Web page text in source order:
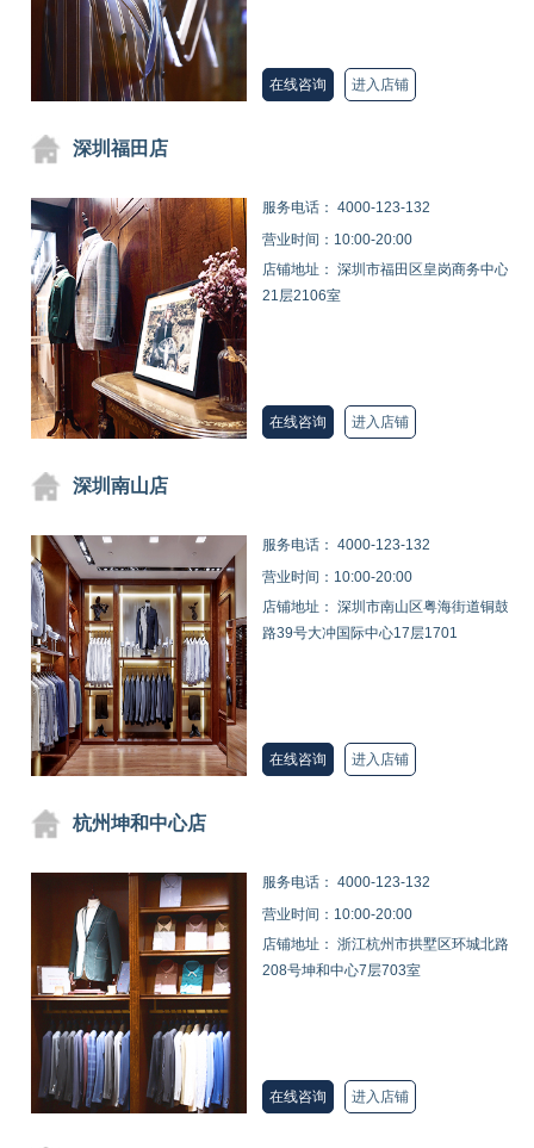
在线咨询 进入店铺
深圳福田店
服务电话： 4000-123-132
营业时间：10:00-20:00
店铺地址： 深圳市福田区皇岗商务中心
21层2106室
在线咨询 进入店铺
深圳南山店
服务电话： 4000-123-132
营业时间：10:00-20:00
店铺地址： 深圳市南山区粤海街道铜鼓
路39号大冲国际中心17层1701
在线咨询 进入店铺
杭州坤和中心店
服务电话： 4000-123-132
营业时间：10:00-20:00
店铺地址： 浙江杭州市拱墅区环城北路
208号坤和中心7层703室
在线咨询 进入店铺